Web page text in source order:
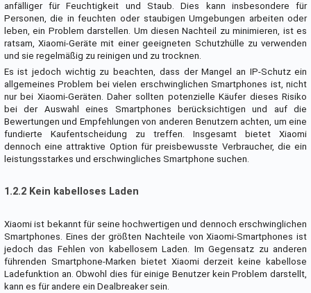
anfälliger für Feuchtigkeit und Staub. Dies kann insbesondere für
Personen, die in feuchten oder staubigen Umgebungen arbeiten oder
leben, ein Problem darstellen. Um diesen Nachteil zu minimieren, ist es
ratsam, Xiaomi-Geräte mit einer geeigneten Schutzhülle zu verwenden
und sie regelmäßig zu reinigen und zu trocknen.
Es ist jedoch wichtig zu beachten, dass der Mangel an IP-Schutz ein
allgemeines Problem bei vielen erschwinglichen Smartphones ist, nicht
nur bei Xiaomi-Geräten. Daher sollten potenzielle Käufer dieses Risiko
bei der Auswahl eines Smartphones berücksichtigen und auf die
Bewertungen und Empfehlungen von anderen Benutzern achten, um eine
fundierte Kaufentscheidung zu treffen. Insgesamt bietet Xiaomi
dennoch eine attraktive Option für preisbewusste Verbraucher, die ein
leistungsstarkes und erschwingliches Smartphone suchen.
1.2.2 Kein kabelloses Laden
Xiaomi ist bekannt für seine hochwertigen und dennoch erschwinglichen
Smartphones. Eines der größten Nachteile von Xiaomi-Smartphones ist
jedoch das Fehlen von kabellosem Laden. Im Gegensatz zu anderen
führenden Smartphone-Marken bietet Xiaomi derzeit keine kabellose
Ladefunktion an. Obwohl dies für einige Benutzer kein Problem darstellt,
kann es für andere ein Dealbreaker sein.